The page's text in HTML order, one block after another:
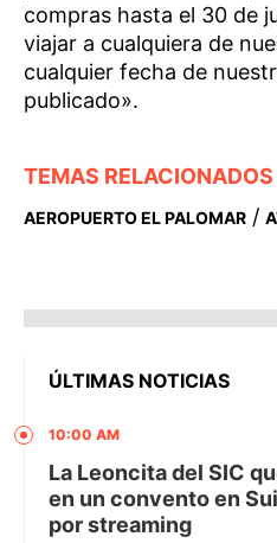
compras hasta el 30 de
viajar a cualquiera de
cualquier fecha de
publicado».
TEMAS RELACIONADOS
AEROPUERTO EL PALOMAR /
ÚLTIMAS NOTICIAS
10:00 AM
La Leoncita del SIC
en un convento en
por streaming